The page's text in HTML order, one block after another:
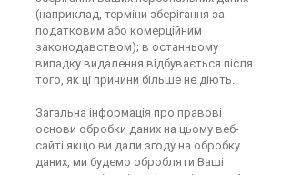
(наприклад, терміни зберігання за
податковим або комерційним
законодавством); в останньому
випадку видалення відбувається після
того, як ці причини більше не діють.
Загальна інформація про правові
основи обробки даних на цьому веб-
сайті якщо ви дали згоду на обробку
даних, ми будемо обробляти Ваші